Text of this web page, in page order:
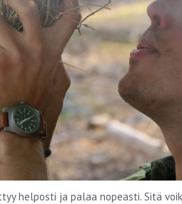
helposti ja palaa nopeasti. Sitä